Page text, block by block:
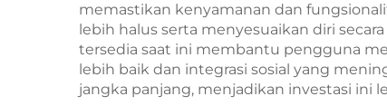
memastikan kenyamanan dan
lebih halus serta menyesuaikan diri
tersedia saat ini membantu pengguna
lebih baik dan integrasi sosial yang
jangka panjang, menjadikan investasi ini